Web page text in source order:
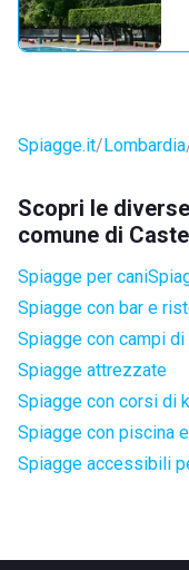
Spiagge.it Lombardia
Scopri le
comune di
Spiagge per cani
Spiagge con bar e
Spiagge con campi
Spiagge attrezzate
Spiagge con corsi di
Spiagge con piscina
Spiagge accessibili